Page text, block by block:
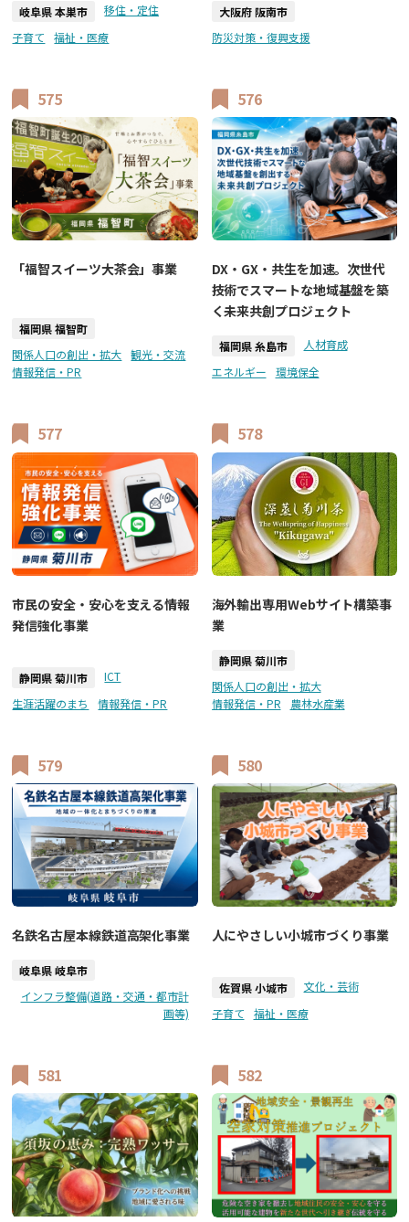
岐阜県 本巣市
移住・定住
子育て
福祉・医療
大阪府 阪南市
防災対策・復興支援
575
「福智スイーツ大茶会」事業
福岡県 福智町
関係人口の創出・拡大
観光・交流
情報発信・PR
576
DX・GX・共生を加速。次世代
技術でスマートな地域基盤を築
く未来共創プロジェクト
福岡県 糸島市
人材育成
エネルギー
環境保全
577
市民の安全・安心を支える情報
発信強化事業
静岡県 菊川市
ICT
生涯活躍のまち
情報発信・PR
578
海外輸出専用Webサイト構築事
業
静岡県 菊川市
関係人口の創出・拡大
情報発信・PR
農林水産業
579
名鉄名古屋本線鉄道高架化事業
岐阜県 岐阜市
インフラ整備(道路・交通・都市計
画等)
580
人にやさしい小城市づくり事業
佐賀県 小城市
文化・芸術
子育て
福祉・医療
581 582